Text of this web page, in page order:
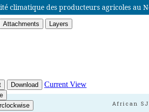
climatique des producteurs agricoles au
African